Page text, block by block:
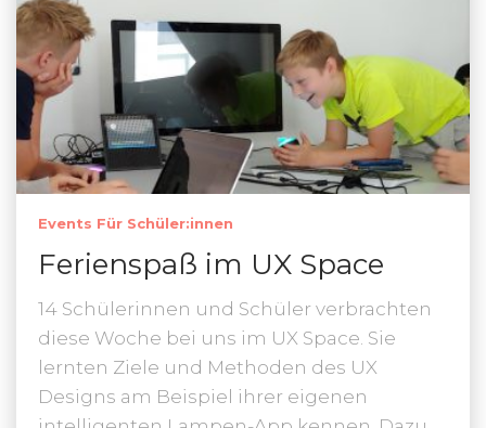
Events Für Schüler:innen
Ferienspaß im UX Space
14 Schülerinnen und Schüler verbrachten
diese Woche bei uns im UX Space. Sie
lernten Ziele und Methoden des UX
Designs am Beispiel ihrer eigenen